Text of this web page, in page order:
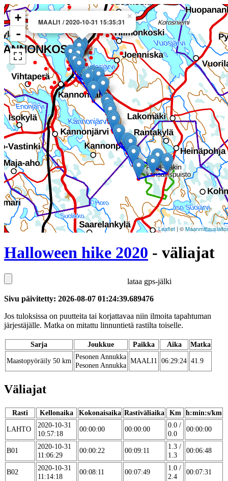
×
MAALI1 / 2020-10-31 15:35:31
+
-
Leaflet | ©
Halloween hike 2020 - väliajat
lataa gps-jälki
Sivu päivitetty: 2026-08-07 01:24:39.689476
Jos tuloksissa on puutteita tai korjattavaa niin ilmoita tapahtuman
järjestäjälle. Matka on mitattu linnuntietä rastilta toiselle.
Sarja Joukkue Paikka Aika
Matka
Maastopyöräily 50 km Pesonen Annukka
Pesonen Annukka
MAALI1 06:29:24 41.9
Väliajat
Rasti Kellonaika Kokonaisaika Rastiväliaika Km
h:min:s/km
LAHTO
2020-10-31
10:57:18
00:00:00 00:00:00
0.0 /
0.0
00:00:00
B01
2020-10-31
11:06:29
00:00:22 00:09:11
1.3 /
1.3
00:06:48
B02
2020-10-31
11:14:18
00:08:11 00:07:49
1.0 /
2.4
00:07:31